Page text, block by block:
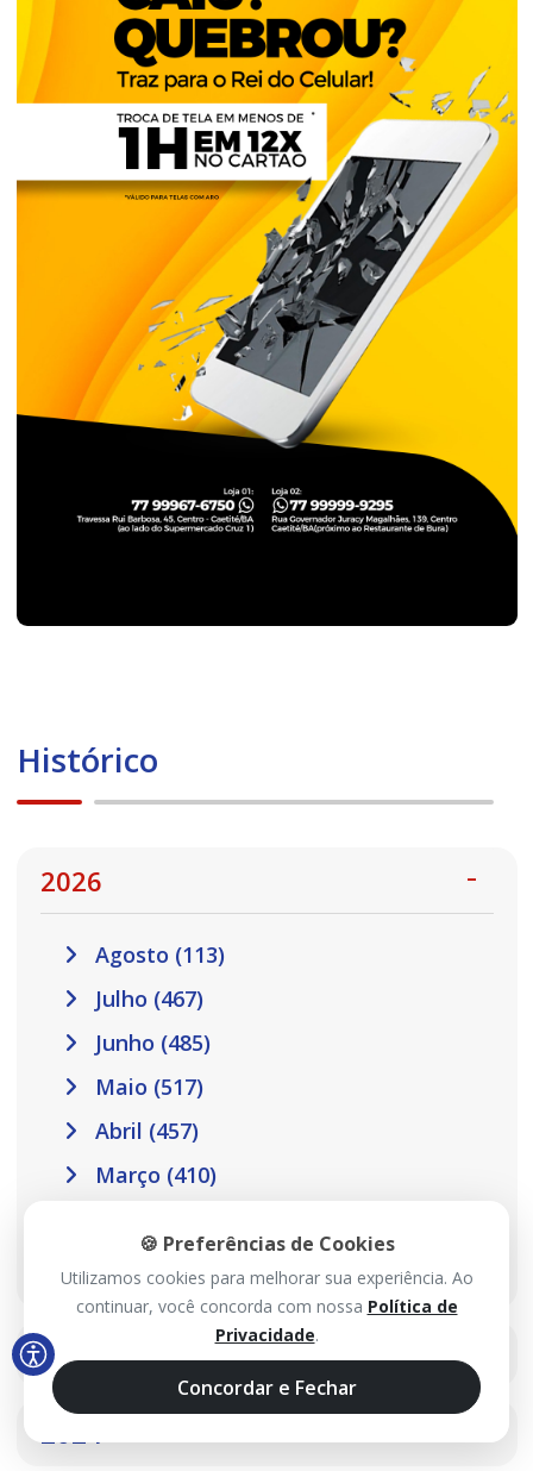
Histórico
2026
Agosto (113)
Julho (467)
Junho (485)
Maio (517)
Abril (457)
Março (410)
2025
🍪 Preferências de Cookies
Utilizamos cookies para melhorar sua experiência. Ao
continuar, você concorda com nossa Política de
Privacidade.
Concordar e Fechar